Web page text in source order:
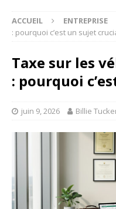
ACCUEIL ENTREPRISE
: pourquoi c’est un sujet
Taxe sur les
: pourquoi
juin 9, 2026 Billie